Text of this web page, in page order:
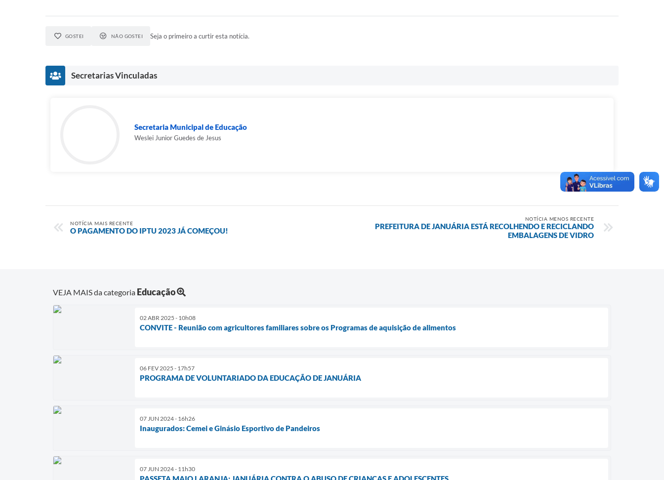
GOSTEI NÃO GOSTEI Seja o primeiro a curtir esta notícia.
Secretarias Vinculadas
Secretaria Municipal de Educação
Weslei Junior Guedes de Jesus
NOTÍCIA MAIS RECENTE
O PAGAMENTO DO IPTU 2023 JÁ COMEÇOU!
NOTÍCIA MENOS RECENTE
PREFEITURA DE JANUÁRIA ESTÁ RECOLHENDO E RECICLANDO
EMBALAGENS DE VIDRO
VEJA MAIS da categoria Educação
02 ABR 2025 - 10h08
CONVITE - Reunião com agricultores familiares sobre os Programas de aquisição de alimentos
06 FEV 2025 - 17h57
PROGRAMA DE VOLUNTARIADO DA EDUCAÇÃO DE JANUÁRIA
07 JUN 2024 - 16h26
Inaugurados: Cemei e Ginásio Esportivo de Pandeiros
07 JUN 2024 - 11h30